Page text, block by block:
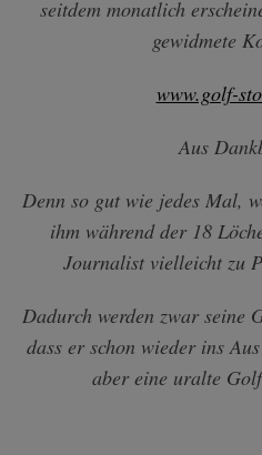
seitdem monatlich
gewidmete
www.golf-
Aus
Denn so gut wie jedes Mal,
ihm während der 18
Journalist vielleicht zu
Dadurch werden zwar seine
dass er schon wieder ins
aber eine uralte